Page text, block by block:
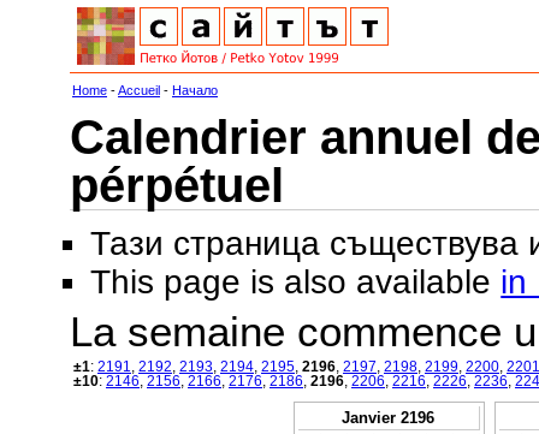
Home -Accueil - Начало
Calendrier annuel
pérpétuel
Тази страница съществува
This page is also available in
La semaine commence
±1: 2191 2192 2193 2194 2195 2196 2197 2198 2199 2200 2201
±10: 2146 2156 2166 2176 2186 2196 2206 2216 2226 2236
Janvier 2196